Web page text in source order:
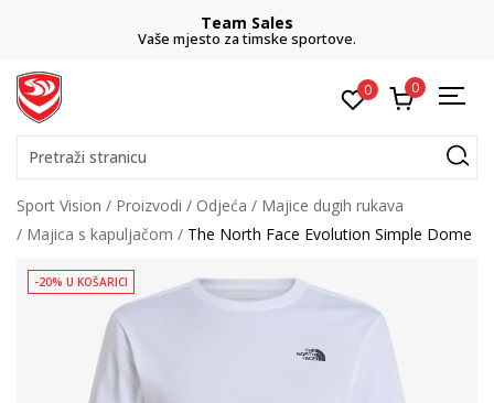
Team Sales
Vaše mjesto za timske sportove.
0 0
Pretraži stranicu
Sport Vision Proizvodi Odjeća
Majice dugih rukava
Majica s kapuljačom
The North Face Evolution Simple Dome
-20% U KOŠARICI